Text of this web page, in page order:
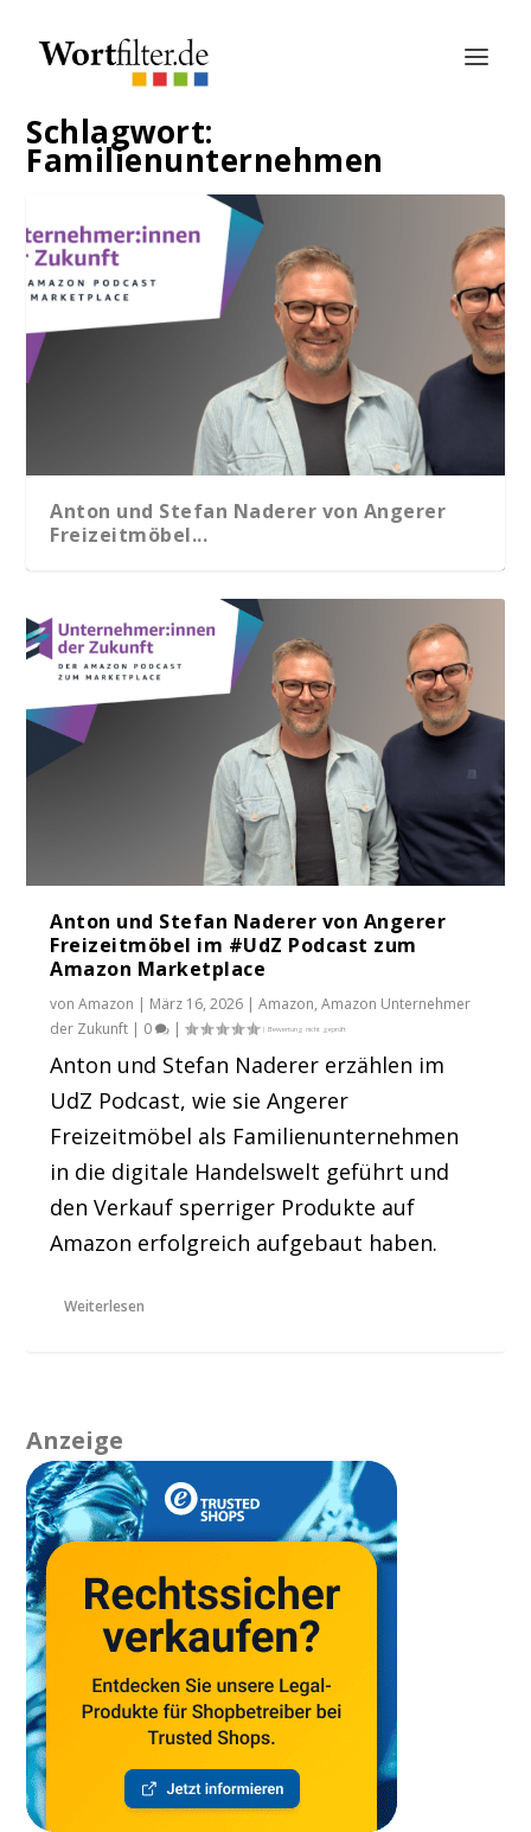
Schlagwort:
Familienunternehmen
Anton und Stefan Naderer von Angerer
Freizeitmöbel...
Anton und Stefan Naderer von Angerer
Freizeitmöbel im #UdZ Podcast zum
Amazon Marketplace
vonAmazon | März 16, 2026 |Amazon,Amazon Unternehmer
der Zukunft | 0 |
Anton und Stefan Naderer erzählen im
UdZ Podcast, wie sie Angerer
Freizeitmöbel als Familienunternehmen
in die digitale Handelswelt geführt und
den Verkauf sperriger Produkte auf
Amazon erfolgreich aufgebaut haben.
Weiterlesen
Anzeige